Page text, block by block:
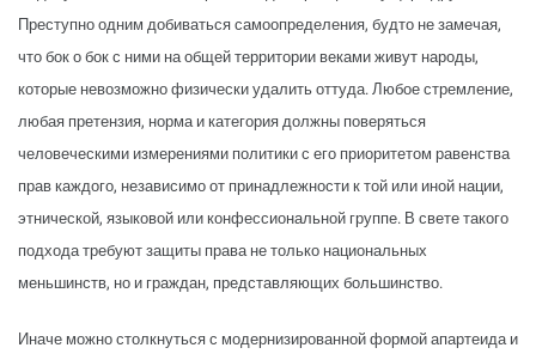
Преступно одним добиваться самоопределения, будто не замечая,
что бок о бок с ними на общей территории веками живут народы,
которые невозможно физически удалить оттуда. Любое стремление,
любая претензия, норма и категория должны поверяться
человеческими измерениями политики с его приоритетом равенства
прав каждого, независимо от принадлежности к той или иной нации,
этнической, языковой или конфессиональной группе. В свете такого
подхода требуют защиты права не только национальных
меньшинств, но и граждан, представляющих большинство.
Иначе можно столкнуться с модернизированной формой апартеида и